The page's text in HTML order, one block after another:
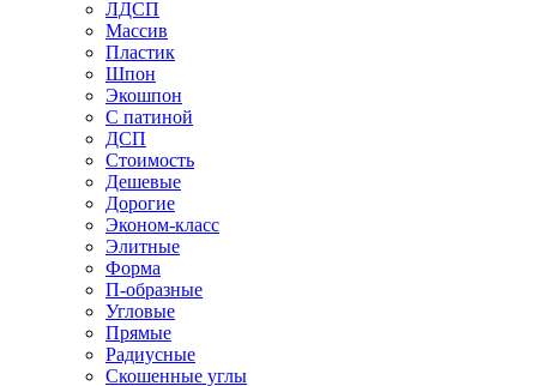
ЛДСП
Массив
Пластик
Шпон
Экошпон
С патиной
ДСП
Стоимость
Дешевые
Дорогие
Эконом-класс
Элитные
Форма
П-образные
Угловые
Прямые
Радиусные
Скошенные углы